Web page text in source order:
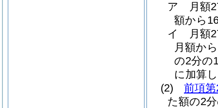
ア
月額
額から
イ
月額
月額か
の2分の
に加算
(2)
前項
た額の2